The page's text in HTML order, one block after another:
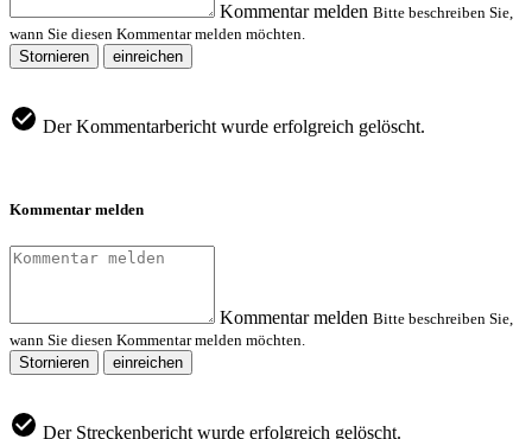
Kommentar melden Bitte beschreiben Sie,
wann Sie diesen Kommentar melden möchten.
Stornieren
einreichen
Der Kommentarbericht wurde erfolgreich gelöscht.
Kommentar melden
Kommentar melden Bitte beschreiben Sie,
wann Sie diesen Kommentar melden möchten.
Stornieren
einreichen
Der Streckenbericht wurde erfolgreich gelöscht.